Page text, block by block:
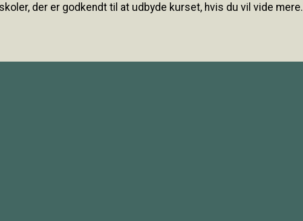
der er godkendt til at udbyde kurset, hvis du vil vide mere.